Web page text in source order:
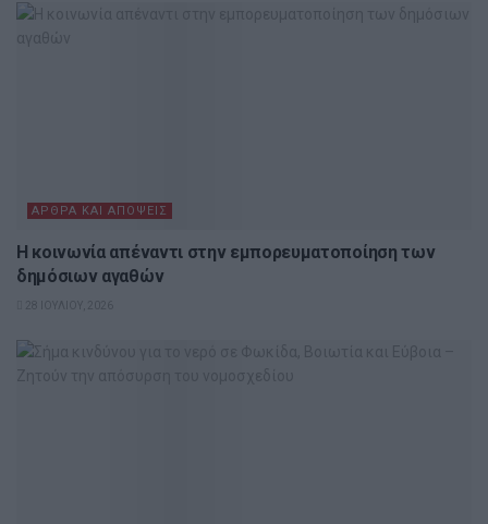
ΆΡΘΡΑ ΚΑΙ ΑΠΌΨΕΙΣ
Η κοινωνία απέναντι στην εμπορευματοποίηση των
δημόσιων αγαθών
28 ΙΟΥΛΊΟΥ, 2026